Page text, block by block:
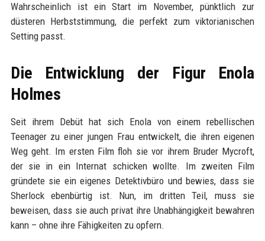
Wahrscheinlich ist ein Start im November, pünktlich zur
düsteren Herbststimmung, die perfekt zum viktorianischen
Setting passt.
Die Entwicklung der Figur Enola
Holmes
Seit ihrem Debüt hat sich Enola von einem rebellischen
Teenager zu einer jungen Frau entwickelt, die ihren eigenen
Weg geht. Im ersten Film floh sie vor ihrem Bruder Mycroft,
der sie in ein Internat schicken wollte. Im zweiten Film
gründete sie ein eigenes Detektivbüro und bewies, dass sie
Sherlock ebenbürtig ist. Nun, im dritten Teil, muss sie
beweisen, dass sie auch privat ihre Unabhängigkeit bewahren
kann – ohne ihre Fähigkeiten zu opfern.